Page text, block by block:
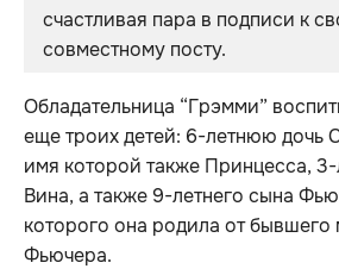
счастливая пара в подписи к
совместному посту.
Обладательница “Грэмми”
еще троих детей: 6-летнюю дочь
имя которой также Принцесса, 3-
Вина, а также 9-летнего сына
которого она родила от
Фьючера.